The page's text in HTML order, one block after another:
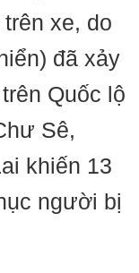
xe, do
đã xảy
Quốc lộ
Sê,
khiến 13
người bị